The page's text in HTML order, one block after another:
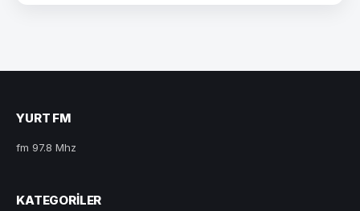
YURT FM
fm 97.8 Mhz
KATEGORILER